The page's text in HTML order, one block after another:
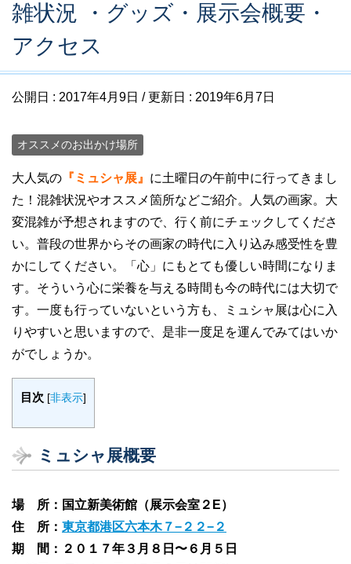
雑状況 ・グッズ・展示会概要・
アクセス
公開日 : 2017年4月9日 / 更新日 : 2019年6月7日
オススメのお出かけ場所
大人気の 『ミュシャ展』 に土曜日の午前中に行ってきまし
た！混雑状況やオススメ箇所などご紹介。人気の画家。大
変混雑が予想されますので、行く前にチェックしてくださ
い。普段の世界からその画家の時代に入り込み感受性を豊
かにしてください。「心」にもとても優しい時間になりま
す。そういう心に栄養を与える時間も今の時代には大切で
す。一度も行っていないという方も、ミュシャ展は心に入
りやすいと思いますので、是非一度足を運んでみてはいか
がでしょうか。
目次 [非表示]
ミュシャ展概要
場 所：国立新美術館（展示会室２E）
住 所： 東京都港区六本木７−２２−２
期 間：２０１７年３月８日〜６月５日